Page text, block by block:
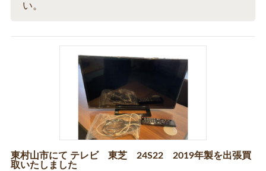
い。
東村山市にて テレビ 東芝 24S22 2019年製を出張買
取いたしました